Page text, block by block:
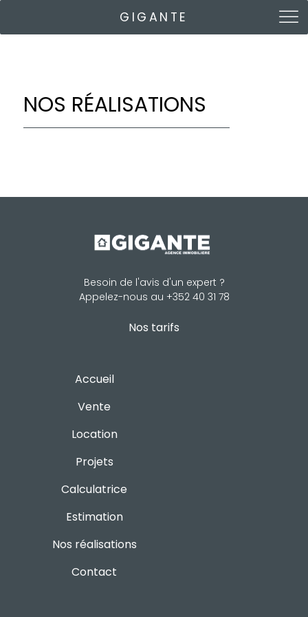
GIGANTE
NOS RÉALISATIONS
Besoin de l'avis d'un expert ?
Appelez-nous au +352 40 31 78
Nos tarifs
Accueil
Vente
Location
Projets
Calculatrice
Estimation
Nos réalisations
Contact